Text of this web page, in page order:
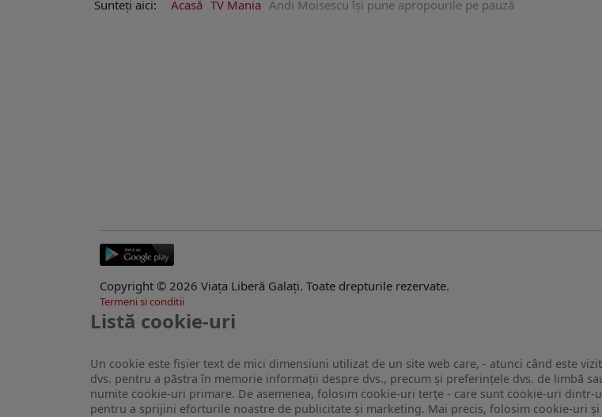
Sunteți aici: Acasă TV Mania Andi Moisescu își pune apropourile pe pauză
Copyright © 2026 Viaţa Liberă Galaţi. Toate drepturile rezervate.
Termeni si conditii
Listă cookie-uri
Un cookie este fişier text de mici dimensiuni utilizat de un site web care, - atunci când este
dvs. pentru a păstra în memorie informații despre dvs., precum și preferințele dvs. de limbă
numite cookie-uri primare. De asemenea, folosim cookie-uri terțe - care sunt cookie-uri
pentru a sprijini eforturile noastre de publicitate și marketing. Mai precis, folosim cookie-uri